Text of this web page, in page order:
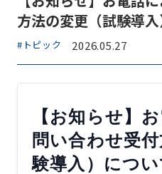
方法の変更（試験導
#トピック 2026.05.27
【お知らせ】
問い合わせ受
験導入）につい